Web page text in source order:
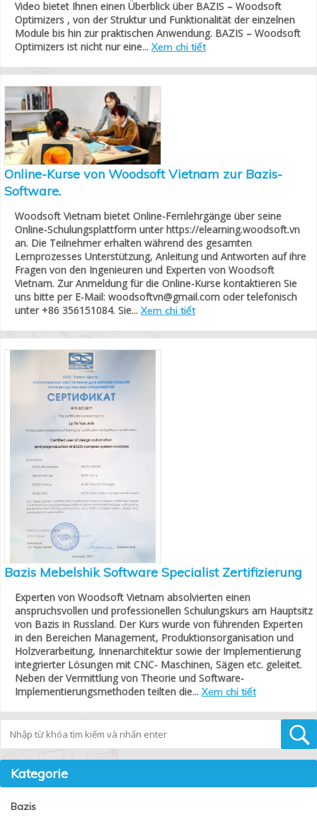
Video bietet Ihnen einen Überblick über BAZIS – Woodsoft
Optimizers , von der Struktur und Funktionalität der einzelnen
Module bis hin zur praktischen Anwendung. BAZIS – Woodsoft
Optimizers ist nicht nur eine... Xem chi tiết
Online-Kurse von Woodsoft Vietnam zur Bazis-
Software.
Woodsoft Vietnam bietet Online-Fernlehrgänge über seine
Online-Schulungsplattform unter https://elearning.woodsoft.vn
an. Die Teilnehmer erhalten während des gesamten
Lernprozesses Unterstützung, Anleitung und Antworten auf ihre
Fragen von den Ingenieuren und Experten von Woodsoft
Vietnam. Zur Anmeldung für die Online-Kurse kontaktieren Sie
uns bitte per E-Mail: woodsoftvn@gmail.com oder telefonisch
unter +86 356151084. Sie... Xem chi tiết
Bazis Mebelshik Software Specialist Zertifizierung
Experten von Woodsoft Vietnam absolvierten einen
anspruchsvollen und professionellen Schulungskurs am Hauptsitz
von Bazis in Russland. Der Kurs wurde von führenden Experten
in den Bereichen Management, Produktionsorganisation und
Holzverarbeitung, Innenarchitektur sowie der Implementierung
integrierter Lösungen mit CNC- Maschinen, Sägen etc. geleitet.
Neben der Vermittlung von Theorie und Software-
Implementierungsmethoden teilten die... Xem chi tiết
Kategorie
Bazis